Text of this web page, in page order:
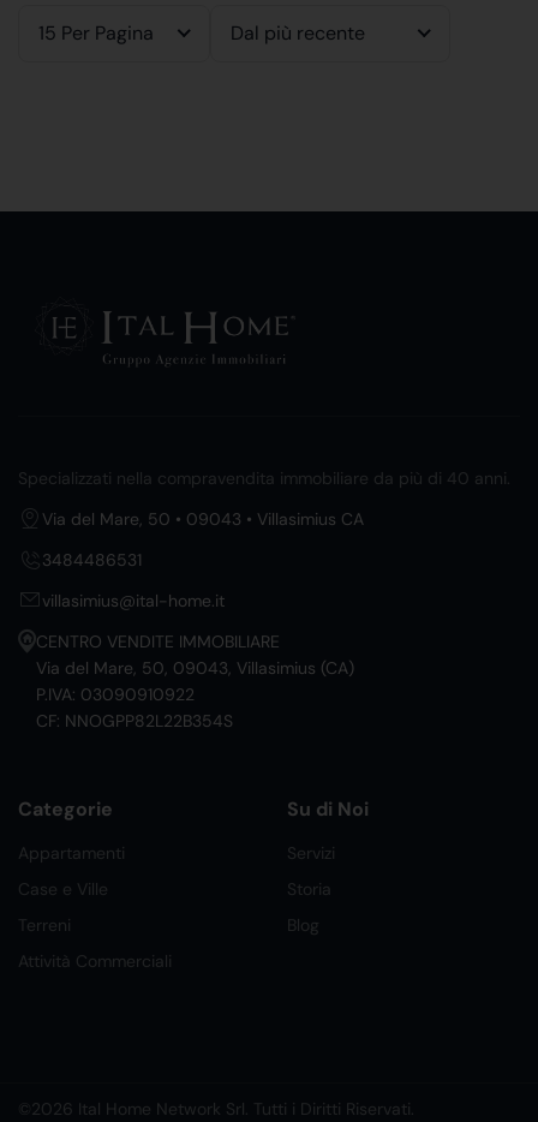
15 Per Pagina Dal più recente
Specializzati nella compravendita immobiliare da più di 40 anni.
Via del Mare, 50 • 09043 • Villasimius CA
3484486531
villasimius@ital-home.it
CENTRO VENDITE IMMOBILIARE
Via del Mare, 50, 09043, Villasimius (CA)
P.IVA: 03090910922
CF: NNOGPP82L22B354S
Categorie
Appartamenti
Case e Ville
Terreni
Attività Commerciali
Su di Noi
Servizi
Storia
Blog
©2026 Ital Home Network Srl. Tutti i Diritti Riservati.